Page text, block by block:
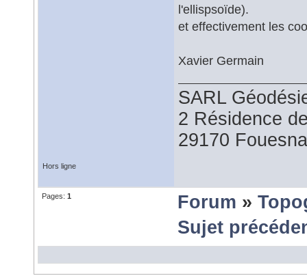
l'ellispsoïde).
et effectivement les
Xavier Germain
SARL
2 Résidence
29170
Hors ligne
Pages: 1 Forum »
Sujet